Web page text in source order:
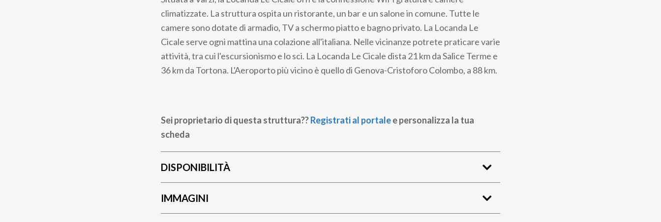
climatizzate. La struttura ospita un ristorante, un bar e un salone in comune. Tutte le
camere sono dotate di armadio, TV a schermo piatto e bagno privato. La Locanda Le
Cicale serve ogni mattina una colazione all'italiana. Nelle vicinanze potrete praticare varie
attività, tra cui l'escursionismo e lo sci. La Locanda Le Cicale dista 21 km da Salice Terme e
36 km da Tortona. L'Aeroporto più vicino è quello di Genova-Cristoforo Colombo, a 88 km.
Sei proprietario di questa struttura??Registrati al portalee personalizza la tua
scheda
DISPONIBILITÀ
IMMAGINI